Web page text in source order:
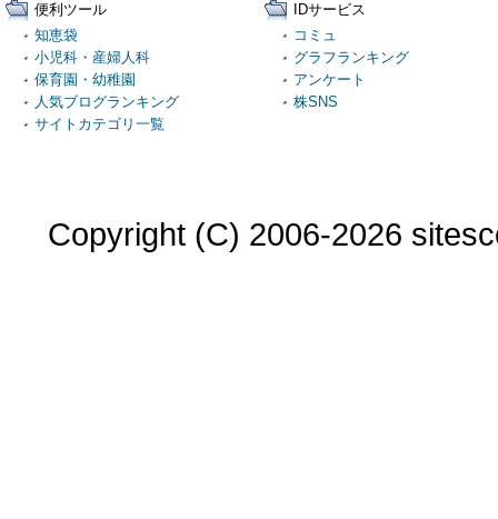
便利ツール
知恵袋
小児科・産婦人科
保育園・幼稚園
人気ブログランキング
サイトカテゴリ一覧
IDサービス
コミュ
グラフランキング
アンケート
株SNS
Copyright (C) 2006-2026